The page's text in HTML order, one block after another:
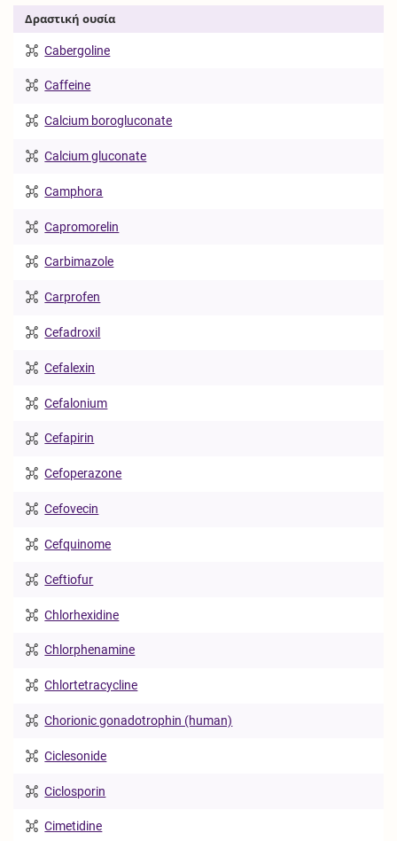
Δραστική ουσία
Cabergoline
Caffeine
Calcium borogluconate
Calcium gluconate
Camphora
Capromorelin
Carbimazole
Carprofen
Cefadroxil
Cefalexin
Cefalonium
Cefapirin
Cefoperazone
Cefovecin
Cefquinome
Ceftiofur
Chlorhexidine
Chlorphenamine
Chlortetracycline
Chorionic gonadotrophin (human)
Ciclesonide
Ciclosporin
Cimetidine